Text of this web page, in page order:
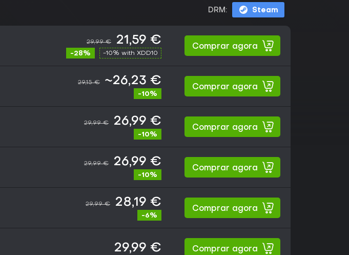
DRM: Steam
29,99 € 21,59 €
-28% -10% with XDD10
Comprar agora
29,15 € ~26,23 €
-10%
Comprar agora
29,99 € 26,99 €
-10%
Comprar agora
29,99 € 26,99 €
-10%
Comprar agora
29,99 € 28,19 €
-6%
Comprar agora
29,99 € Comprar agora